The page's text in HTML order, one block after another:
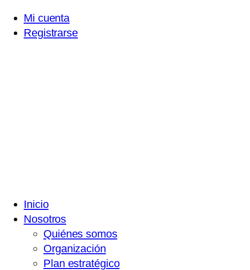
Mi cuenta
Registrarse
Inicio
Nosotros
Quiénes somos
Organización
Plan estratégico